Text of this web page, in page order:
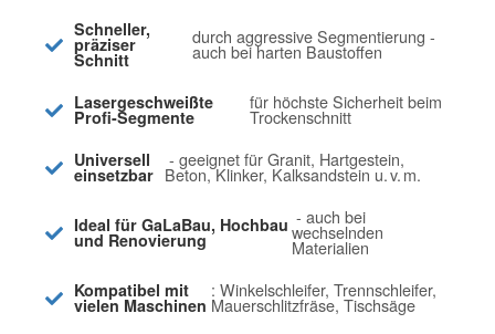
Schneller,
präziser
Schnitt
durch aggressive Segmentierung -
auch bei harten Baustoffen
Lasergeschweißte
Profi-Segmente
für höchste Sicherheit beim
Trockenschnitt
Universell
einsetzbar
- geeignet für Granit, Hartgestein,
Beton, Klinker, Kalksandstein u. v. m.
Ideal für GaLaBau, Hochbau
und Renovierung
- auch bei
wechselnden
Materialien
Kompatibel mit
vielen Maschinen
: Winkelschleifer, Trennschleifer,
Mauerschlitzfräse, Tischsäge